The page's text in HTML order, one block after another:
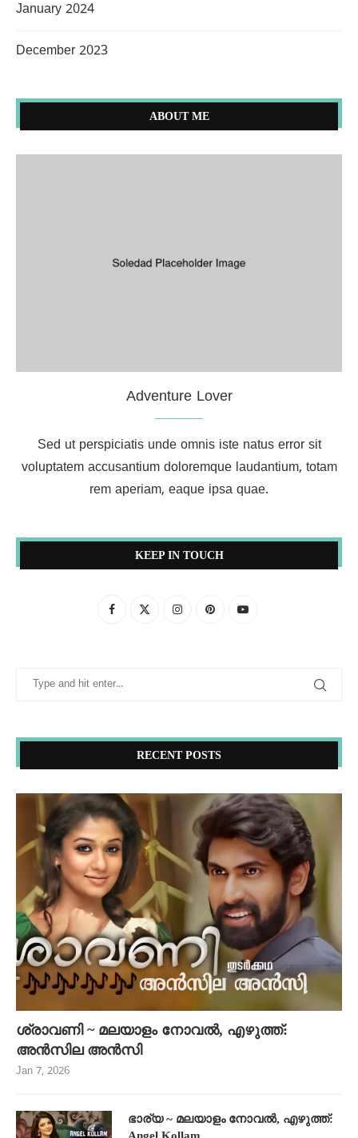
January 2024
December 2023
ABOUT ME
Adventure Lover
Sed ut perspiciatis unde omnis iste natus error sit
voluptatem accusantium doloremque laudantium, totam
rem aperiam, eaque ipsa quae.
KEEP IN TOUCH
RECENT POSTS
ശ്രാവണി ~ മലയാളം നോവൽ, എഴുത്ത്:
അൻസില അൻസി
Jan 7, 2026
ഭാര്യ ~ മലയാളം നോവൽ, എഴുത്ത്: